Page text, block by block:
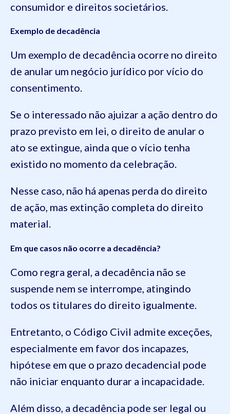
consumidor e direitos societários.
Exemplo de decadência
Um exemplo de decadência ocorre no direito
de anular um negócio jurídico por vício do
consentimento.
Se o interessado não ajuizar a ação dentro do
prazo previsto em lei, o direito de anular o
ato se extingue, ainda que o vício tenha
existido no momento da celebração.
Nesse caso, não há apenas perda do direito
de ação, mas extinção completa do direito
material.
Em que casos não ocorre a decadência?
Como regra geral, a decadência não se
suspende nem se interrompe, atingindo
todos os titulares do direito igualmente.
Entretanto, o Código Civil admite exceções,
especialmente em favor dos incapazes,
hipótese em que o prazo decadencial pode
não iniciar enquanto durar a incapacidade.
Além disso, a decadência pode ser legal ou